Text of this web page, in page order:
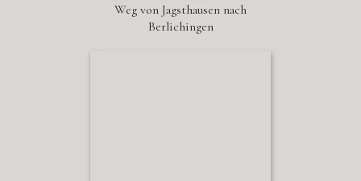
Weg von Jagsthausen nach
Berlichingen